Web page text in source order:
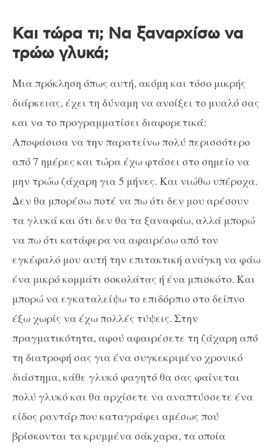
Και τώρα τι; Να ξαναρχίσω να
τρώω γλυκά;
Μια πρόκληση όπως αυτή, ακόμη και τόσο μικρής
διάρκειας, έχει τη δύναμη να ανοίξει το μυαλό σας
και να το προγραμματίσει διαφορετικά:
Αποφάσισα να την παρατείνω πολύ περισσότερο
από 7 ημέρες και τώρα έχω φτάσει στο σημείο να
μην τρώω ζάχαρη για 5 μήνες. Και νιώθω υπέροχα.
Δεν θα μπορέσω ποτέ να πω ότι δεν μου αρέσουν
τα γλυκά και ότι δεν θα τα ξαναφάω, αλλά μπορώ
να πω ότι κατάφερα να αφαιρέσω από τον
εγκέφαλό μου αυτή την επιτακτική ανάγκη να φάω
ένα μικρό κομμάτι σοκολάτας ή ένα μπισκότο. Και
μπορώ να εγκαταλείψω το επιδόρπιο στο δείπνο
έξω χωρίς να έχω πολλές τύψεις. Στην
πραγματικότητα, αφού αφαιρέσετε τη ζάχαρη από
τη διατροφή σας για ένα συγκεκριμένο χρονικό
διάστημα, κάθε γλυκό φαγητό θα σας φαίνεται
πολύ γλυκό και θα αρχίσετε να αναπτύσσετε ένα
είδος ραντάρ που καταγράφει αμέσως πού
βρίσκονται τα κρυμμένα σάκχαρα, τα οποία